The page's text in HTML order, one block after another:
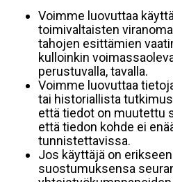
Voimme luovuttaa
toimivaltaisten
tahojen esittämien
kulloinkin
perustuvalla, tavalla.
Voimme luovuttaa
tai historiallista
että tiedot on muutettu
että tiedon kohde ei
tunnistettavissa.
Jos käyttäjä on
suostumuksensa